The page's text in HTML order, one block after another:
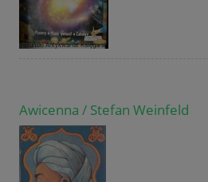
Awicenna / Stefan Weinfeld